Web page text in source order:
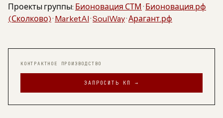
Проекты группы: Бионовация СТМ · Бионовация.рф
(Сколково)· MarketAI·SoulWay·Арагант.рф
КОНТРАКТНОЕ ПРОИЗВОДСТВО
ЗАПРОСИТЬ КП →